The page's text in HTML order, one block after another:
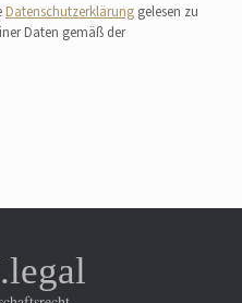
Datenschutzerklärung gelesen zu
Daten gemäß der